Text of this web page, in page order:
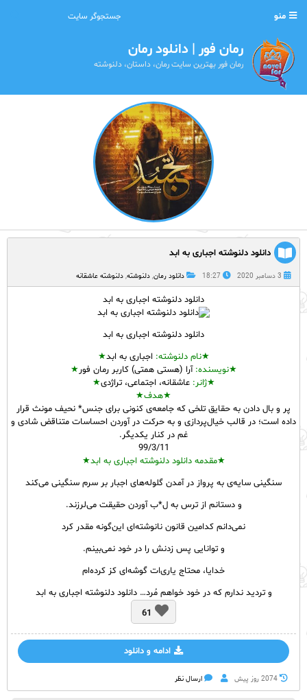
منو
رمان فور | دانلود رمان
رمان فور بهترین سایت رمان، داستان، دلنوشته
دانلود دلنوشته اجباری به ابد
3 دسامبر 2020 18:27 دانلود رمان, دلنوشته, دلنوشته عاشقانه
دانلود دلنوشته اجباری به ابد
دانلود دلنوشته اجباری به ابد
★نامدلنوشته: اجباری به ابد★
★نویسنده: آرا (هستی همتی) کاربر رمان فور★
★ژانر: عاشقانه، اجتماعی، تراژدی★
★هدف★
پر و بال دادن به حقایق تلخی که جامعه‌‌ی کنونی برای جنس* نحیف مونث قرار
داده است؛ در قالب خیال‌‌پردازی و به حرکت در آوردن احساسات متناقض شادی و
غم در کنار یکدیگر.
99/3/11
★مقدمه دانلود دلنوشته اجباری به ابد★
سنگینی سایه‌‌ی به پرواز در آمدن گلوله‌‌های اجبار بر سرم سنگینی می‌‌‌کند
و دستانم از ترس به ل*ب آوردن حقیقت می‌‌لرزند.
نمی‌‌دانم کدامین قانون نانوشته‌‌ای این‌‌گونه مقدر کرد
و توانایی پس زدنش را در خود نمی‌‌بینم.
خدایا، محتاج یاری‌ات گوشه‌‌ای کز کرده‌‌ام
و تردید ندارم که در خود خواهم مُرد… دانلود دلنوشته اجباری به ابد
61
ادامه و دانلود
2074 روز پيش ارسال نظر